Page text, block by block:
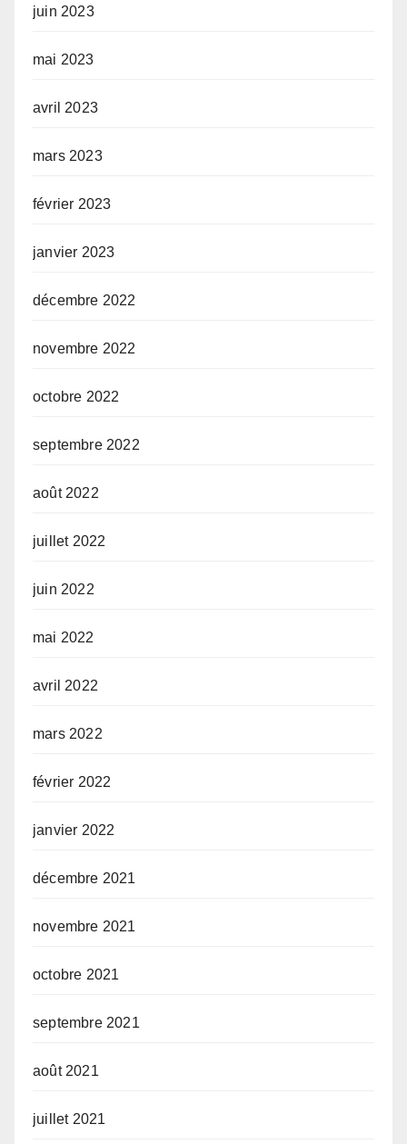
juin 2023
mai 2023
avril 2023
mars 2023
février 2023
janvier 2023
décembre 2022
novembre 2022
octobre 2022
septembre 2022
août 2022
juillet 2022
juin 2022
mai 2022
avril 2022
mars 2022
février 2022
janvier 2022
décembre 2021
novembre 2021
octobre 2021
septembre 2021
août 2021
juillet 2021